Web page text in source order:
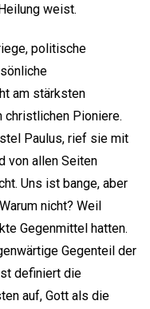
weist.
politische
am stärksten
Pioniere.
Paulus, rief sie mit
von allen Seiten
Uns ist bange, aber
nicht? Weil
Gegenmittel hatten.
Gegenteil der
definiert die
auf, Gott als die